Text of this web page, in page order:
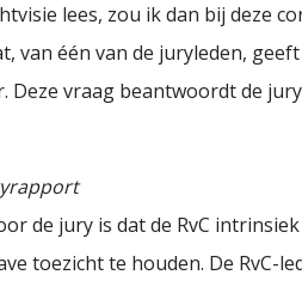
lees, zou ik dan bij deze
van één van de juryleden,
Deze vraag beantwoordt de
de jury is dat de RvC
toezicht te houden. De RvC-